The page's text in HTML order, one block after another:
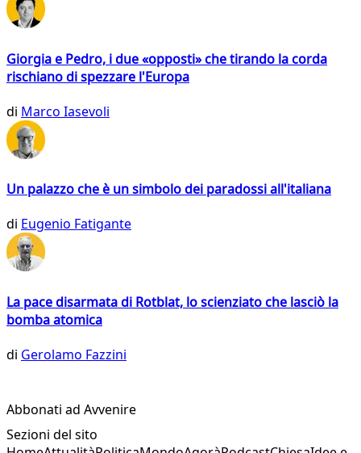
Giorgia e Pedro, i due «opposti» che tirando la corda
rischiano di spezzare l'Europa
di Marco Iasevoli
Un palazzo che è un simbolo dei paradossi all'italiana
di Eugenio Fatigante
La pace disarmata di Rotblat, lo scienziato che lasciò la
bomba atomica
di Gerolamo Fazzini
Abbonati ad Avvenire
Sezioni del sito